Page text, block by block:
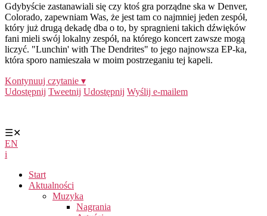
Gdybyście zastanawiali się czy ktoś gra porządne ska w Denver,
Colorado, zapewniam Was, że jest tam co najmniej jeden zespół,
który już drugą dekadę dba o to, by spragnieni takich dźwięków
fani mieli swój lokalny zespół, na którego koncert zawsze mogą
liczyć. "Lunchin' with The Dendrites" to jego najnowsza EP-ka,
która sporo namieszała w moim postrzeganiu tej kapeli.
Kontynuuj czytanie ▾
Udostępnij Tweetnij Udostępnij Wyślij e-mailem
☰✕
EN
i
Start
Aktualności
Muzyka
Nagrania